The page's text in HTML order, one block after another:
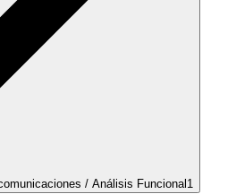
/ Análisis Funcional 1